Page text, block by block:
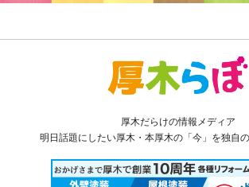
厚木だらけの情報メディア
明日話題にしたい厚木・本厚木の「今」を独自